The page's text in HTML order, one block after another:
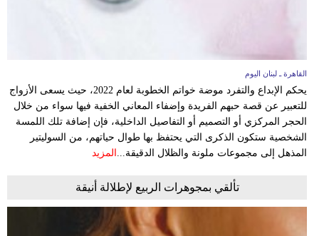
القاهرة ـ لبنان اليوم
يحكم الإبداع والتفرد موضة خواتم الخطوبة لعام 2022، حيث يسعى الأزواج
للتعبير عن قصة حبهم الفريدة وإضفاء المعاني الخفية فيها سواء من خلال
الحجر المركزي أو التصميم أو التفاصيل الداخلية، فإن إضافة تلك اللمسة
الشخصية ستكون الذكرى التي يحتفظ بها طوال حياتهم، من السوليتير
المذهل إلى مجموعات ملونة والظلال الدقيقة... المزيد
تألقي بمجوهرات الربيع لإطلالة أنيقة